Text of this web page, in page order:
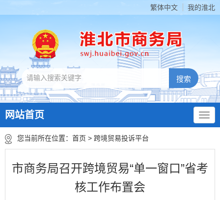
繁体中文 我的淮北
网站首页
您当前所在位置： 首页 > 跨境贸易投诉平台
市商务局召开跨境贸易“单一窗口”省考
核工作布置会